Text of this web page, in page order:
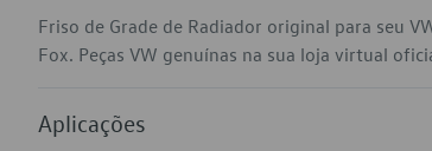
Friso de Grade de Radiador original para seu
Fox. Peças VW genuínas na sua loja virtual
Aplicações